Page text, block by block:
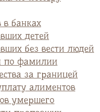
в банках
детей
без вести людей
по фамилии
за границей
алиментов
умершего